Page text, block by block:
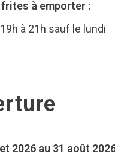
à emporter :
19h à 21h sauf le lundi
2026 au 31 août